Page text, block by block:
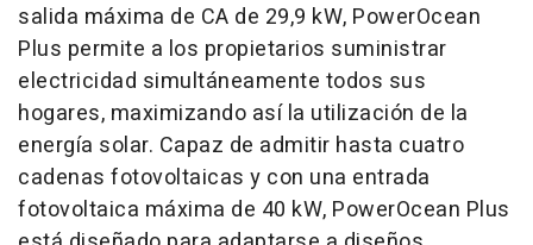
salida máxima de CA de 29,9 kW, PowerOcean
Plus permite a los propietarios suministrar
electricidad simultáneamente todos sus
hogares, maximizando así la utilización de la
energía solar. Capaz de admitir hasta cuatro
cadenas fotovoltaicas y con una entrada
fotovoltaica máxima de 40 kW, PowerOcean Plus